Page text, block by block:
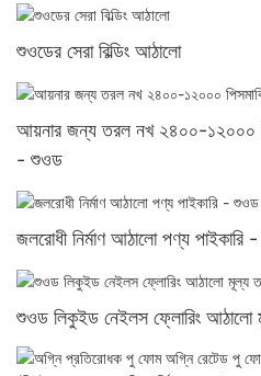
শুওডের সেরা বিল্ডিং আঠালো
আয়নার জন্য তরল নখ ২৪০০-১২০০০
- শুওড
জলরোধী নির্মাণ আঠালো পণ্য
শুওড লিকুইড নেইলস ফ্লোরিং আঠালো